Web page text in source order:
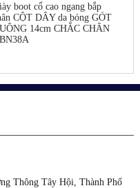
boot cổ cao ngang bắp
CỘT DÂY da bóng GÓT
14cm CHẮC CHÂN
Thông Tây Hội, Thành Phố